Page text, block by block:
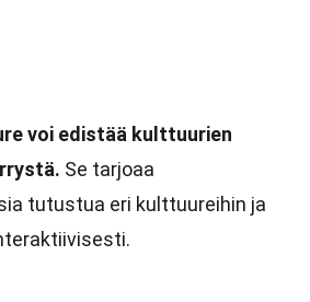
voi edistää kulttuurien
Se tarjoaa
tutustua eri kulttuureihin ja